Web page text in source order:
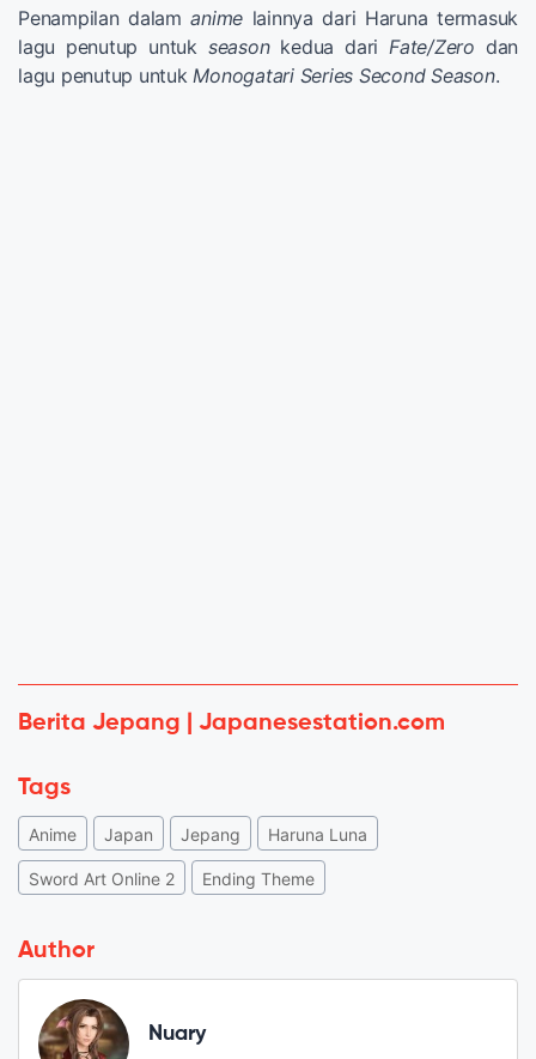
Penampilan dalam anime lainnya dari Haruna termasuk
lagu penutup untuk seasonkedua dari Fate/Zero dan
lagu penutup untuk Monogatari Series Second Season.
Berita Jepang | Japanesestation.com
Tags
Anime Japan Jepang Haruna Luna
Sword Art Online 2 Ending Theme
Author
Nuary